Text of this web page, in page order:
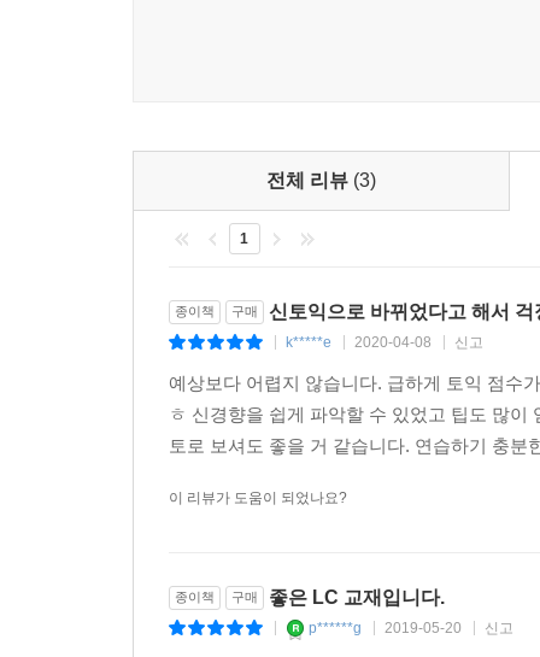
전체 리뷰 (3)
1
종이책 구매 신토익으로 바뀌었다고 해서 걱
k*****e 2020-04-08 신고
예상보다 어렵지 않습니다. 급하게 토익 점수
ㅎ 신경향을 쉽게 파악할 수 있었고 팁도 많
토로 보셔도 좋을 거 같습니다. 연습하기 충
이 리뷰가 도움이 되었나요?
종이책 구매 좋은 LC 교재입니다.
p******g 2019-05-20 신고